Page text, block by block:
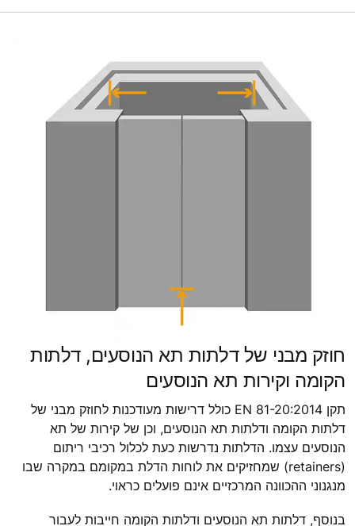
חוזק מבני של דלתות תא הנוסעים, דלתות
הקומה וקירות תא הנוסעים
תקן EN 81-20:2014 כולל דרישות מעודכנות לחוזק מבני של
דלתות הקומה ודלתות תא הנוסעים, וכן של קירות של תא
הנוסעים עצמו. הדלתות נדרשות כעת לכלול רכיבי ריתום
(retainers) שמחזיקים את לוחות הדלת במקומם במקרה שבו
מנגנוני ההכוונה המרכזיים אינם פועלים כראוי.
בנוסף, דלתות תא הנוסעים ודלתות הקומה חייבות לעבור